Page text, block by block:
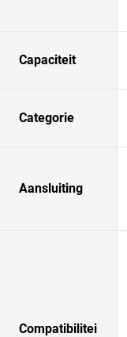
Capaciteit
Categorie
Aansluiting
Compatibilitei